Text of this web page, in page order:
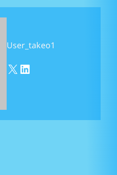
User_takeo1
X LinkedIn